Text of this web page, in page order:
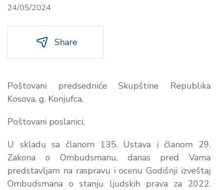
24/05/2024
Share
Poštovani predsedniće Skupštine Republika
Kosova, g. Konjufca,
Poštovani poslanici,
U skladu sa članom 135. Ustava i članom 29.
Zakona o Ombudsmanu, danas pred Vama
predstavljam na raspravu i ocenu Godišnji izveštaj
Ombudsmana o stanju ljudskih prava za 2022.